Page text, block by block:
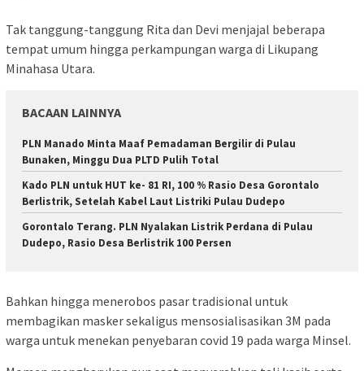
Tak tanggung-tanggung Rita dan Devi menjajal beberapa
tempat umum hingga perkampungan warga di Likupang
Minahasa Utara.
BACAAN LAINNYA
PLN Manado Minta Maaf Pemadaman Bergilir di Pulau
Bunaken, Minggu Dua PLTD Pulih Total
Kado PLN untuk HUT ke- 81 RI, 100 % Rasio Desa Gorontalo
Berlistrik, Setelah Kabel Laut Listriki Pulau Dudepo
Gorontalo Terang. PLN Nyalakan Listrik Perdana di Pulau
Dudepo, Rasio Desa Berlistrik 100 Persen
Bahkan hingga menerobos pasar tradisional untuk
membagikan masker sekaligus mensosialisasikan 3M pada
warga untuk menekan penyebaran covid 19 pada warga Minsel.